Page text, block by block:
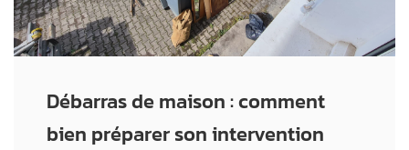
Débarras de maison : comment
bien préparer son intervention